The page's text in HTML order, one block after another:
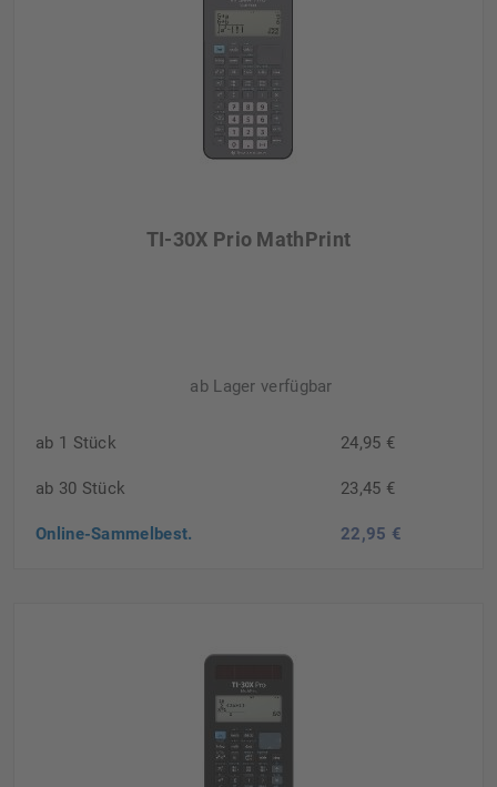
TI-30X Prio MathPrint
ab Lager verfügbar
ab 1 Stück 24,95 €
ab 30 Stück 23,45 €
Online-Sammelbest. 22,95 €